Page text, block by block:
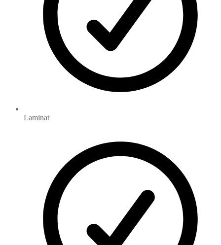
Laminat